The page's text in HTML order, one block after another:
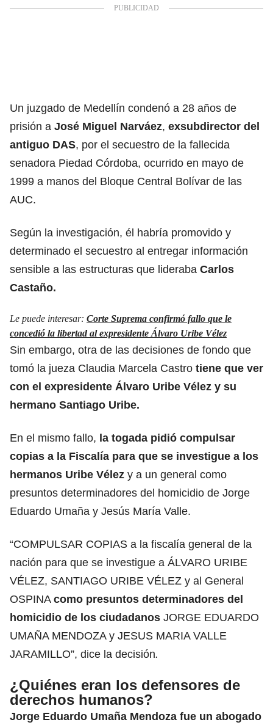
Un juzgado de Medellín condenó a 28 años de
prisión a José Miguel Narváez, exsubdirector del
antiguo DAS, por el secuestro de la fallecida
senadora Piedad Córdoba, ocurrido en mayo de
1999 a manos del Bloque Central Bolívar de las
AUC.
Según la investigación, él habría promovido y
determinado el secuestro al entregar información
sensible a las estructuras que lideraba Carlos
Castaño.
Le puede interesar: Corte Suprema confirmó fallo que le
concedió la libertad al expresidente Álvaro Uribe Vélez
Sin embargo, otra de las decisiones de fondo que
tomó la jueza Claudia Marcela Castro tiene que ver
con el expresidente Álvaro Uribe Vélez y su
hermano Santiago Uribe.
En el mismo fallo, la togada pidió compulsar
copias a la Fiscalía para que se investigue a los
hermanos Uribe Vélez y a un general como
presuntos determinadores del homicidio de Jorge
Eduardo Umaña y Jesús María Valle.
“COMPULSAR COPIAS a la fiscalía general de la
nación para que se investigue a ÁLVARO URIBE
VÉLEZ, SANTIAGO URIBE VÉLEZ y al General
OSPINA como presuntos determinadores del
homicidio de los ciudadanos JORGE EDUARDO
UMAÑA MENDOZA y JESUS MARIA VALLE
JARAMILLO”, dice la decisión.
¿Quiénes eran los defensores de
derechos humanos?
Jorge Eduardo Umaña Mendoza fue un abogado